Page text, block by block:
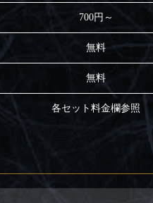
700円～
無料
無料
各セット料金欄参照